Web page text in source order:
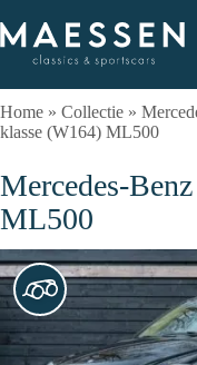
naar
de
inhoud
Home » Collectie »
klasse (W164) ML500
Mercedes-
ML500